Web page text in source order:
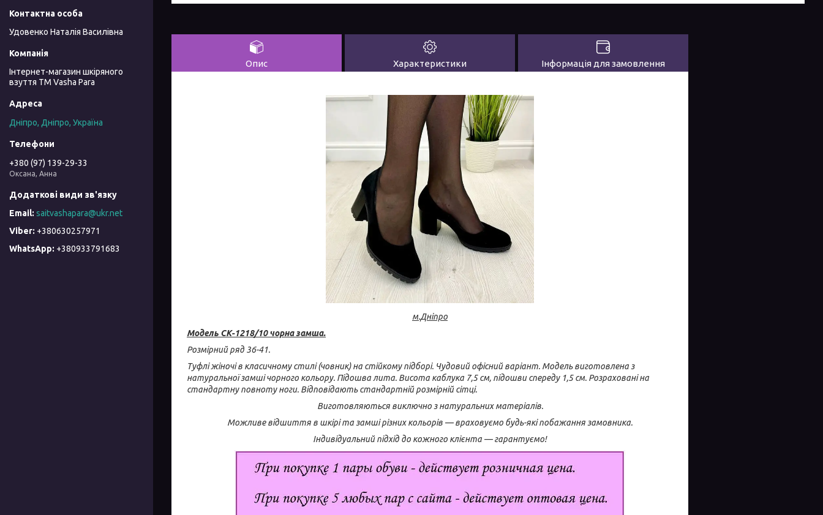
Опис Характеристики Інформація для замовлення
м.Дніпро
Модель СК-1218/10 чорна замша.
Розмірний ряд 36-41.
Туфлі жіночі в класичному стилі (човник) на стійкому підборі. Чудовий офісний варіант. Модель виготовлена з
натуральної замші чорного кольору. Підошва лита. Висота каблука 7,5 см, підошви спереду 1,5 см. Розраховані на
стандартну повноту ноги. Відповідають стандартній розмірній сітці.
Виготовляються виключно з натуральних матеріалів.
Можливе відшиття в шкірі та замші різних кольорів — враховуємо будь-які побажання замовника.
Індивідуальний підхід до кожного клієнта — гарантуємо!
Удовенко Наталія Василівна
Інтернет-магазин шкіряного
взуття ТМ Vasha Para
Дніпро, Дніпро, Україна
+380 (97) 139-29-33
Оксана, Анна
saitvashapara@ukr.net
+380630257971
+380933791683